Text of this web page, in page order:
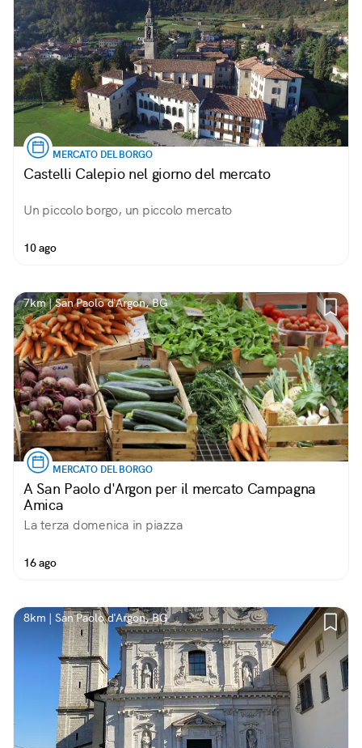
MERCATO DEL BORGO
Castelli Calepio nel giorno del mercato
Un piccolo borgo, un piccolo mercato
10 ago
7km | San Paolo d'Argon, BG
MERCATO DEL BORGO
A San Paolo d'Argon per il mercato Campagna
Amica
La terza domenica in piazza
16 ago
8km | San Paolo d'Argon, BG